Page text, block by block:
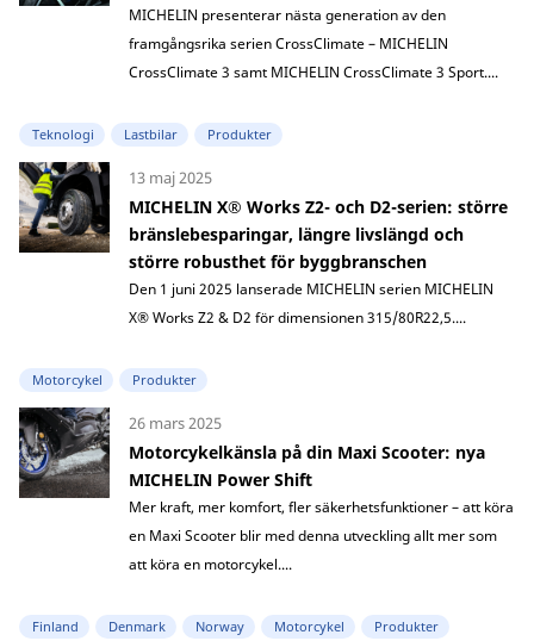
MICHELIN presenterar nästa generation av den
framgångsrika serien CrossClimate – MICHELIN
CrossClimate 3 samt MICHELIN CrossClimate 3 Sport....
Teknologi Lastbilar Produkter
13 maj 2025
MICHELIN X® Works Z2- och D2-serien: större
bränslebesparingar, längre livslängd och
större robusthet för byggbranschen
Den 1 juni 2025 lanserade MICHELIN serien MICHELIN
X® Works Z2 & D2 för dimensionen 315/80R22,5....
Motorcykel Produkter
26 mars 2025
Motorcykelkänsla på din Maxi Scooter: nya
MICHELIN Power Shift
Mer kraft, mer komfort, fler säkerhetsfunktioner – att köra
en Maxi Scooter blir med denna utveckling allt mer som
att köra en motorcykel....
Finland Denmark Norway Motorcykel Produkter